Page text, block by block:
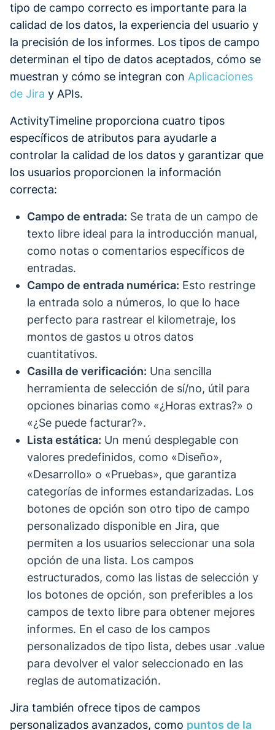
tipo de campo correcto es importante para la
calidad de los datos, la experiencia del usuario y
la precisión de los informes. Los tipos de campo
determinan el tipo de datos aceptados, cómo se
muestran y cómo se integran con Aplicaciones
de Jira y APIs.
ActivityTimeline proporciona cuatro tipos
específicos de atributos para ayudarle a
controlar la calidad de los datos y garantizar que
los usuarios proporcionen la información
correcta:
Campo de entrada: Se trata de un campo de
texto libre ideal para la introducción manual,
como notas o comentarios específicos de
entradas.
Campo de entrada numérica: Esto restringe
la entrada solo a números, lo que lo hace
perfecto para rastrear el kilometraje, los
montos de gastos u otros datos
cuantitativos.
Casilla de verificación: Una sencilla
herramienta de selección de sí/no, útil para
opciones binarias como «¿Horas extras?» o
«¿Se puede facturar?».
Lista estática: Un menú desplegable con
valores predefinidos, como «Diseño»,
«Desarrollo» o «Pruebas», que garantiza
categorías de informes estandarizadas. Los
botones de opción son otro tipo de campo
personalizado disponible en Jira, que
permiten a los usuarios seleccionar una sola
opción de una lista. Los campos
estructurados, como las listas de selección y
los botones de opción, son preferibles a los
campos de texto libre para obtener mejores
informes. En el caso de los campos
personalizados de tipo lista, debes usar .value
para devolver el valor seleccionado en las
reglas de automatización.
Jira también ofrece tipos de campos
personalizados avanzados, como puntos de la